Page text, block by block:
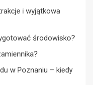
i wyjątkowa
środowisko?
w Poznaniu – kiedy